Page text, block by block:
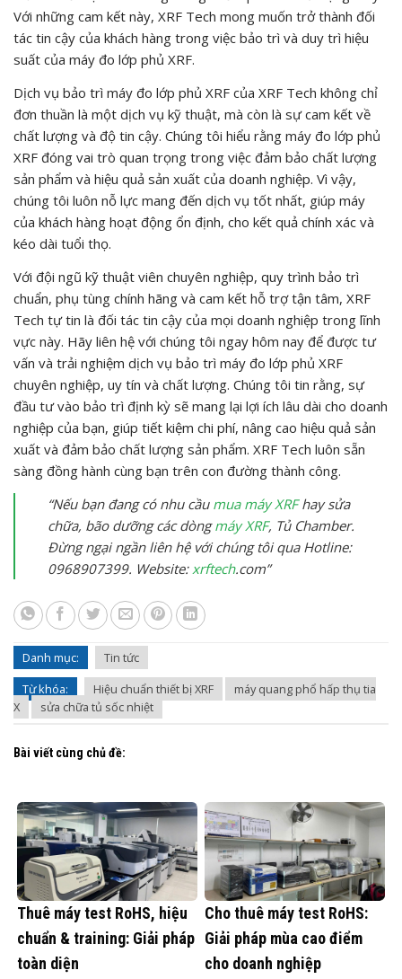
Với những cam kết này, XRF Tech mong muốn trở thành đối
tác tin cậy của khách hàng trong việc bảo trì và duy trì hiệu
suất của máy đo lớp phủ XRF.
Dịch vụ bảo trì máy đo lớp phủ XRF của XRF Tech không chỉ
đơn thuần là một dịch vụ kỹ thuật, mà còn là sự cam kết về
chất lượng và độ tin cậy. Chúng tôi hiểu rằng máy đo lớp phủ
XRF đóng vai trò quan trọng trong việc đảm bảo chất lượng
sản phẩm và hiệu quả sản xuất của doanh nghiệp. Vì vậy,
chúng tôi luôn nỗ lực mang đến dịch vụ tốt nhất, giúp máy
của khách hàng hoạt động ổn định, cho kết quả chính xác và
kéo dài tuổi thọ.
Với đội ngũ kỹ thuật viên chuyên nghiệp, quy trình bảo trì
chuẩn, phụ tùng chính hãng và cam kết hỗ trợ tận tâm, XRF
Tech tự tin là đối tác tin cậy của mọi doanh nghiệp trong lĩnh
vực này. Hãy liên hệ với chúng tôi ngay hôm nay để được tư
vấn và trải nghiệm dịch vụ bảo trì máy đo lớp phủ XRF
chuyên nghiệp, uy tín và chất lượng. Chúng tôi tin rằng, sự
đầu tư vào bảo trì định kỳ sẽ mang lại lợi ích lâu dài cho doanh
nghiệp của bạn, giúp tiết kiệm chi phí, nâng cao hiệu quả sản
xuất và đảm bảo chất lượng sản phẩm. XRF Tech luôn sẵn
sàng đồng hành cùng bạn trên con đường thành công.
“Nếu bạn đang có nhu cầu mua máy XRFhay sửa
chữa, bão dưỡng các dòngmáy XRF, Tủ Chamber.
Đừng ngại ngần liên hệ với chúng tôi qua Hotline:
0968907399. Website: xrftech.com”
Danh mục:
Tin tức
Từ khóa:
Hiệu chuẩn thiết bị XRF
máy quang phổ hấp thụ tia
X
sửa chữa tủ sốc nhiệt
Bài viết cùng chủ đề:
Thuê máy test RoHS, hiệu
chuẩn & training: Giải pháp
toàn diện
Cho thuê máy test RoHS:
Giải pháp mùa cao điểm
cho doanh nghiệp